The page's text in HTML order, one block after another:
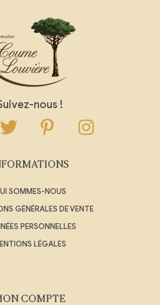
nous !
SOMMES-NOUS
GÉNÉRALES DE VENTE
PERSONNELLES
LÉGALES
COMPTE